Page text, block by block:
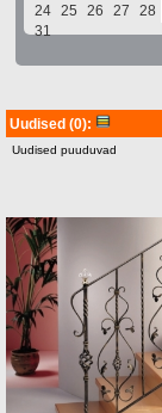
24 25 26 27 28
31
Uudised (0):
Uudised puuduvad